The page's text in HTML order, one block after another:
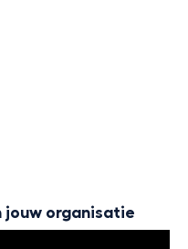
jouw organisatie